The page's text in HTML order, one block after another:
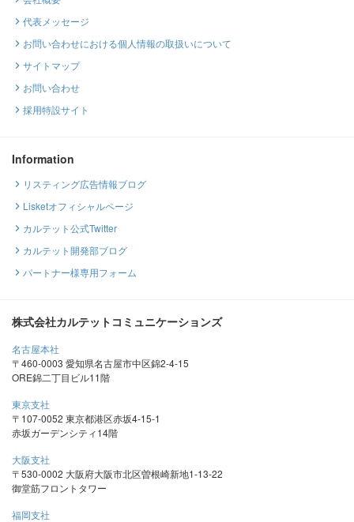
代表メッセージ
お問い合わせにおける個人情報の取扱いについて
サイトマップ
お問い合わせ
採用特設サイト
Information
リスティング広告情報ブログ
Lisketオフィシャルページ
カルテット公式Twitter
カルテット開発部ブログ
パートナー様専用フォーム
株式会社カルテットコミュニケーションズ
名古屋本社
〒460-0003 愛知県名古屋市中区錦2-4-15
ORE錦二丁目ビル11階
東京支社
〒107-0052 東京都港区赤坂4-15-1
赤坂ガーデンシティ14階
大阪支社
〒530-0002 大阪府大阪市北区曽根崎新地1-13-22
御堂筋フロントタワー
福岡支社